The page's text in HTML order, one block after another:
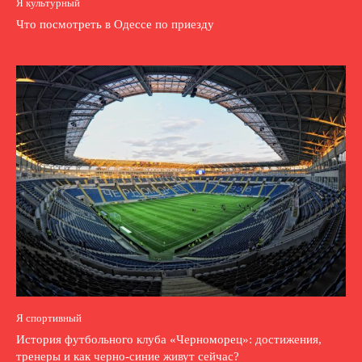
Я культурный
Что посмотреть в Одессе по приезду
Я спортивный
История футбольного клуба «Черноморец»: достижения,
тренеры и как черно-синие живут сейчас?